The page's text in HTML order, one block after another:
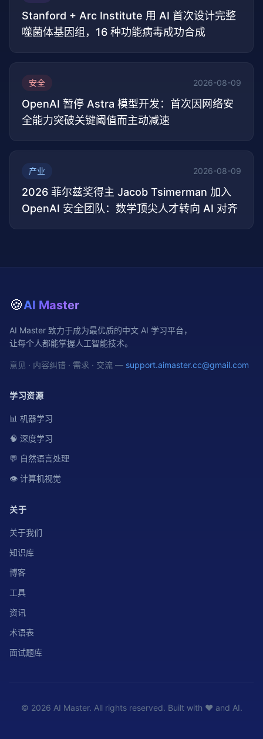
Stanford + Arc Institute 用 AI 首次设计完整
噬菌体基因组，16 种功能病毒成功合成
安全 2026-08-09
OpenAI 暂停 Astra 模型开发：首次因网络安
全能力突破关键阈值而主动减速
产业 2026-08-09
2026 菲尔兹奖得主 Jacob Tsimerman 加入
OpenAI 安全团队：数学顶尖人才转向 AI 对齐
🍪AI Master
AI Master 致力于成为最优质的中文 AI 学习平台，
让每个人都能掌握人工智能技术。
意见 · 内容纠错 · 需求 · 交流 — support.aimaster.cc@gmail.com
学习资源
📊 机器学习
🧠 深度学习
💬 自然语言处理
👁️ 计算机视觉
关于
关于我们
知识库
博客
工具
资讯
术语表
面试题库
© 2026 AI Master. All rights reserved. Built with ❤️ and AI.